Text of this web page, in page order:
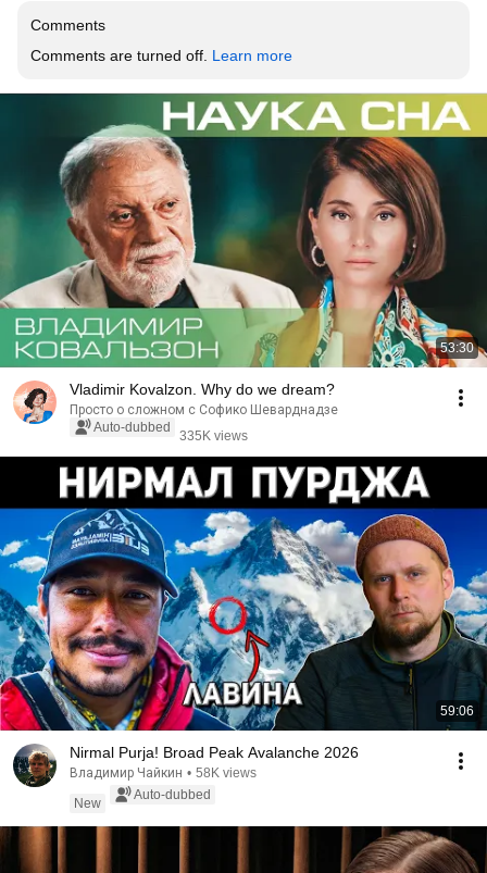
Comments
Comments are turned off. Learn more
53:30
Vladimir Kovalzon. Why do we dream?
Просто о сложном с Софико Шеварднадзе
Auto-dubbed
335K views
59:06
Nirmal Purja! Broad Peak Avalanche 2026
Владимир Чайкин • 58K views
New
Auto-dubbed